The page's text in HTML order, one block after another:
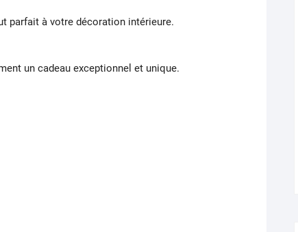
parfait à votre décoration intérieure.
un cadeau exceptionnel et unique.